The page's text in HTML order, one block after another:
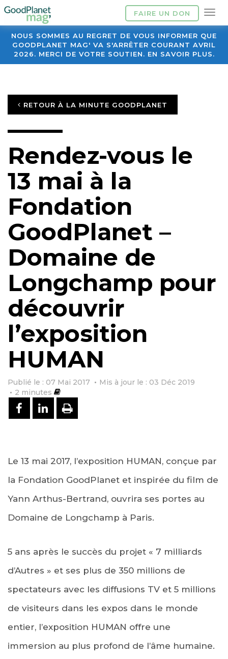
FAIRE UN DON
NOUS SOMMES AU REGRET DE VOUS INFORMER QUE
GOODPLANET MAG' VA S'ARRÊTER COURANT AVRIL
2026. MERCI DE VOTRE SOUTIEN. EN SAVOIR PLUS.
RETOUR À LA MINUTE GOODPLANET
Rendez-vous le
13 mai à la
Fondation
GoodPlanet –
Domaine de
Longchamp pour
découvrir
l’exposition
HUMAN
Publié le : 07 Mai 2017
Mis à jour le : 03 Déc 2019
2 minutes
PARTAGER SUR FACEBOOK
PARTAGER SUR LINKEDIN
IMPRIMER
Le 13 mai 2017, l’exposition HUMAN, conçue par
la Fondation GoodPlanet et inspirée du film de
Yann Arthus-Bertrand, ouvrira ses portes au
Domaine de Longchamp à Paris.
5 ans après le succès du projet « 7 milliards
d’Autres » et ses plus de 350 millions de
spectateurs avec les diffusions TV et 5 millions
de visiteurs dans les expos dans le monde
entier, l’exposition HUMAN offre une
immersion au plus profond de l’âme humaine.